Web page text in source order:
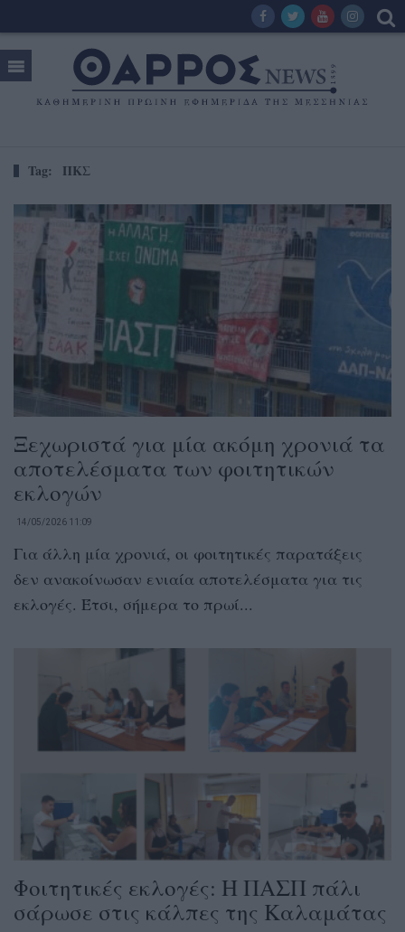
Tag: ΠΚΣ
Ξεχωριστά για μία ακόμη χρονιά τα
αποτελέσματα των φοιτητικών
εκλογών
14/05/2026 11:09
Για άλλη μία χρονιά, οι φοιτητικές παρατάξεις
δεν ανακοίνωσαν ενιαία αποτελέσματα για τις
εκλογές. Έτσι, σήμερα το πρωί...
Φοιτητικές εκλογές: Η ΠΑΣΠ πάλι
σάρωσε στις κάλπες της Καλαμάτας